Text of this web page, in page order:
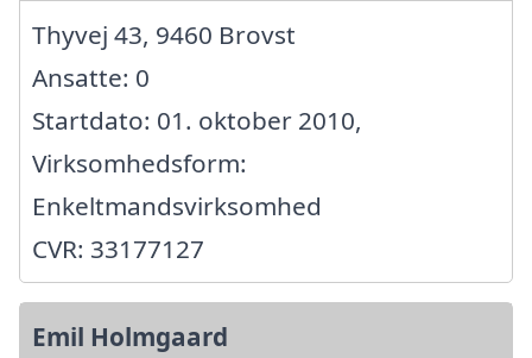
Thyvej 43, 9460 Brovst
Ansatte: 0
Startdato: 01. oktober 2010,
Virksomhedsform:
Enkeltmandsvirksomhed
CVR: 33177127
Emil Holmgaard